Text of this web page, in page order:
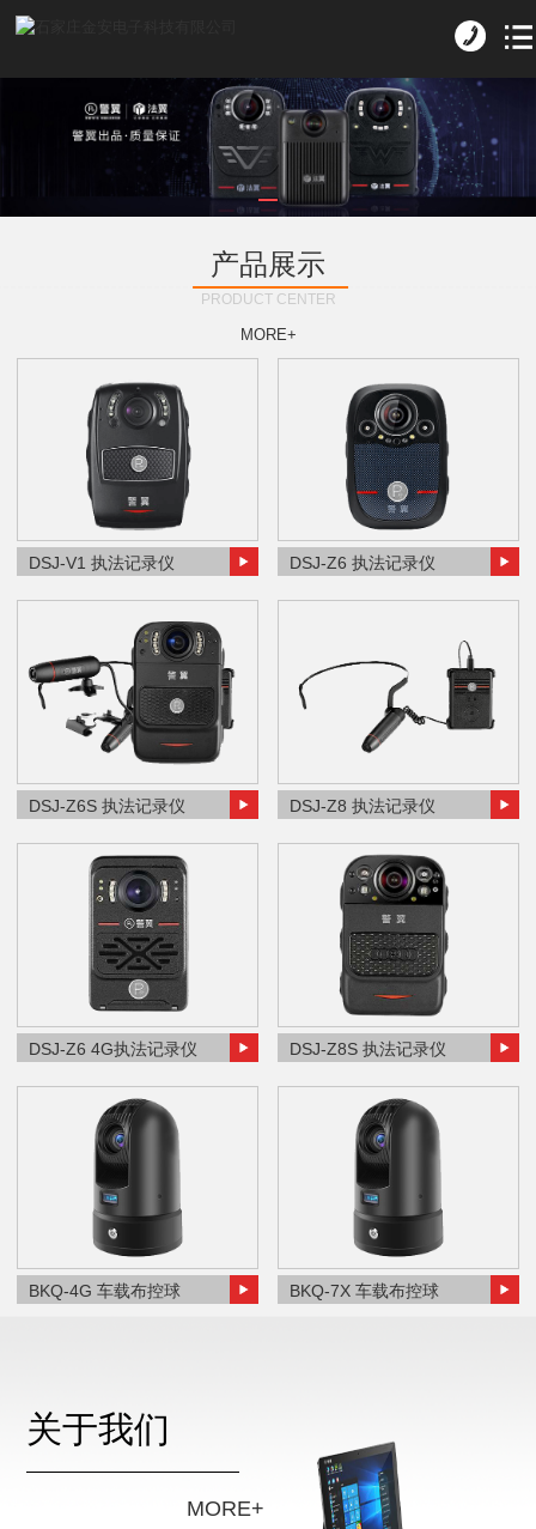
产品展示
PRODUCT CENTER
MORE+
DSJ-V1 执法记录仪 DSJ-Z6 执法记录仪
DSJ-Z6S 执法记录仪 DSJ-Z8 执法记录仪
DSJ-Z6 4G执法记录仪 DSJ-Z8S 执法记录仪
BKQ-4G 车载布控球 BKQ-7X 车载布控球
关于我们
MORE+